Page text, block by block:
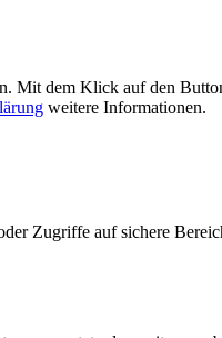
Mit dem Klick auf den
weitere Informationen.
Zugriffe auf sichere